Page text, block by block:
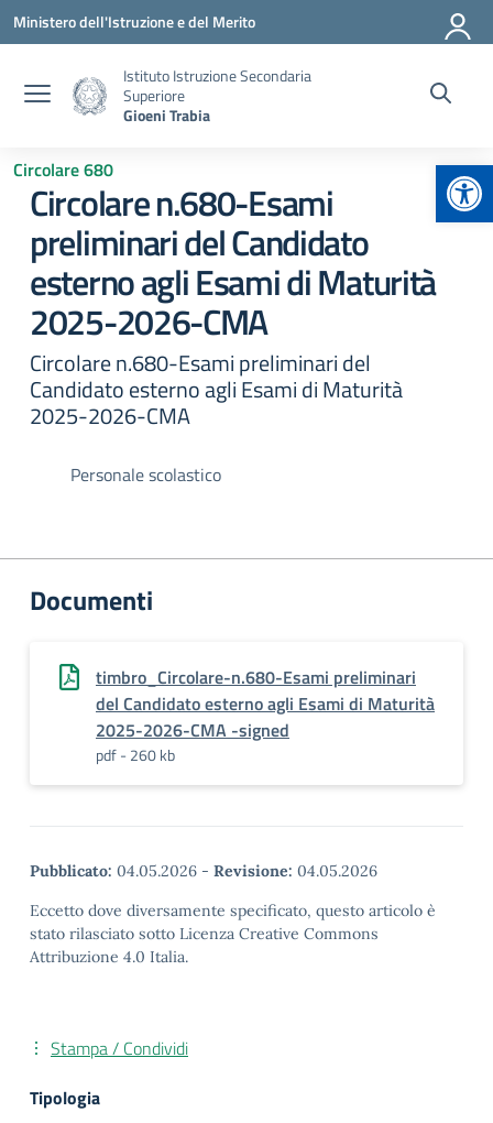
Vai ai contenuti
Vai al menu di navigazione
Vai al footer
Ministero dell'Istruzione e del Merito
Istituto Istruzione Secondaria
Superiore
Gioeni Trabia
Circolare 680
Circolare n.680-Esami
preliminari del Candidato
esterno agli Esami di Maturità
2025-2026-CMA
Circolare n.680-Esami preliminari del
Candidato esterno agli Esami di Maturità
2025-2026-CMA
Personale scolastico
Documenti
timbro_Circolare-n.680-Esami preliminari
del Candidato esterno agli Esami di Maturità
2025-2026-CMA -signed
pdf - 260 kb
Pubblicato: 04.05.2026 - Revisione: 04.05.2026
Eccetto dove diversamente specificato, questo articolo è
stato rilasciato sotto Licenza Creative Commons
Attribuzione 4.0 Italia.
Stampa / Condividi
Tipologia